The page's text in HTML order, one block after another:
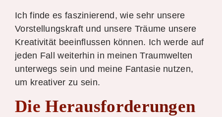
Ich finde es faszinierend, wie sehr unsere
Vorstellungskraft und unsere Träume unsere
Kreativität beeinflussen können. Ich werde auf
jeden Fall weiterhin in meinen Traumwelten
unterwegs sein und meine Fantasie nutzen,
um kreativer zu sein.
Die Herausforderungen